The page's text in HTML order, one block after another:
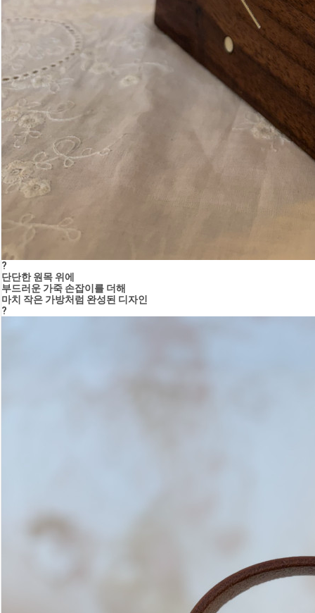
?
단단한 원목 위에
부드러운 가죽 손잡이를 더해
마치 작은 가방처럼 완성된 디자인
?